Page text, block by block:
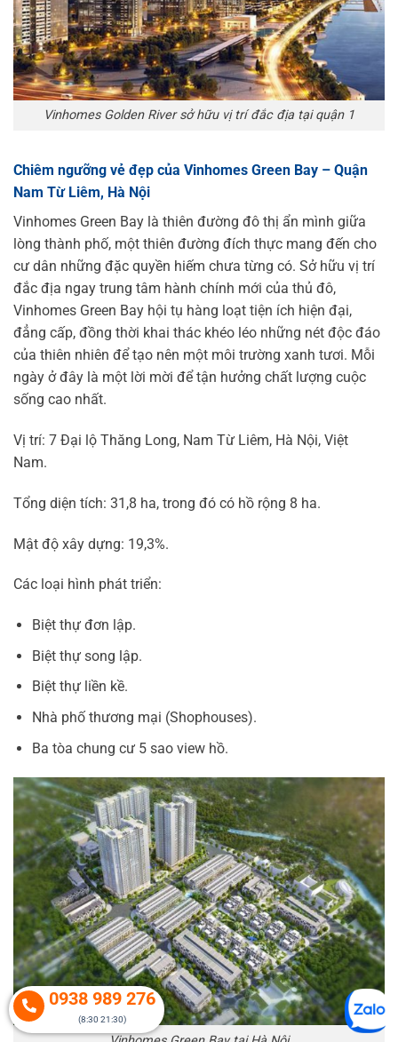
Vinhomes Golden River sở hữu vị trí đắc địa tại quận 1
Chiêm ngưỡng vẻ đẹp của Vinhomes Green Bay – Quận
Nam Từ Liêm, Hà Nội
Vinhomes Green Bay là thiên đường đô thị ẩn mình giữa
lòng thành phố, một thiên đường đích thực mang đến cho
cư dân những đặc quyền hiếm chưa từng có. Sở hữu vị trí
đắc địa ngay trung tâm hành chính mới của thủ đô,
Vinhomes Green Bay hội tụ hàng loạt tiện ích hiện đại,
đẳng cấp, đồng thời khai thác khéo léo những nét độc đáo
của thiên nhiên để tạo nên một môi trường xanh tươi. Mỗi
ngày ở đây là một lời mời để tận hưởng chất lượng cuộc
sống cao nhất.
Vị trí: 7 Đại lộ Thăng Long, Nam Từ Liêm, Hà Nội, Việt
Nam.
Tổng diện tích: 31,8 ha, trong đó có hồ rộng 8 ha.
Mật độ xây dựng: 19,3%.
Các loại hình phát triển:
Biệt thự đơn lập.
Biệt thự song lập.
Biệt thự liền kề.
Nhà phố thương mại (Shophouses).
Ba tòa chung cư 5 sao view hồ.
0938 989 276
(8:30 21:30)